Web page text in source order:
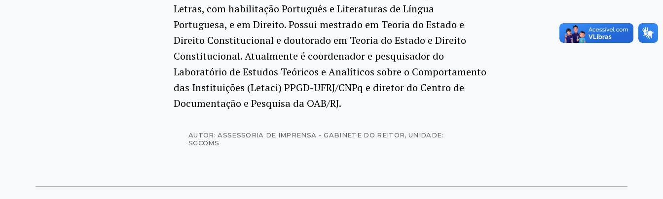
Letras, com habilitação Português e Literaturas de Língua
Portuguesa, e em Direito. Possui mestrado em Teoria do Estado e
Direito Constitucional e doutorado em Teoria do Estado e Direito
Constitucional. Atualmente é coordenador e pesquisador do
Laboratório de Estudos Teóricos e Analíticos sobre o Comportamento
das Instituições (Letaci) PPGD-UFRJ/CNPq e diretor do Centro de
Documentação e Pesquisa da OAB/RJ.
AUTOR: ASSESSORIA DE IMPRENSA - GABINETE DO REITOR, UNIDADE:
SGCOMS